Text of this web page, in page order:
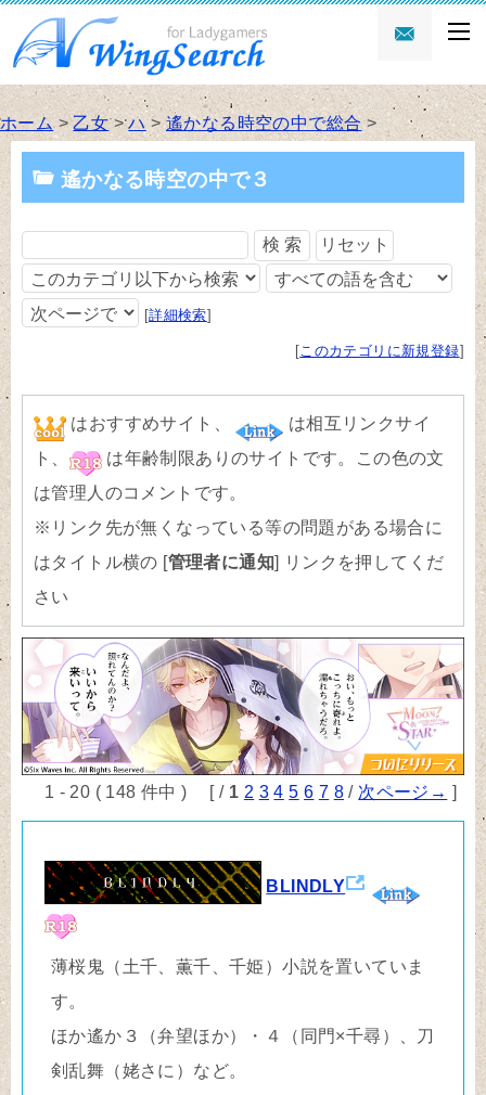
ホーム>乙女>ハ >遙かなる時空の中で総合>
遙かなる時空の中で３
[詳細検索]
[ このカテゴリに新規登録]
はおすすめサイト、
は相互リンクサイ
ト、
は年齢制限ありのサイトです。 この色の文
は管理人のコメントです。
※リンク先が無くなっている等の問題がある場合に
はタイトル横の [管理者に通知] リンクを押してくだ
さい
1 - 20 ( 148 件中 ) [ / 1 2 3 4 5 6 7 8 / 次ページ→ ]
BLINDLY
薄桜鬼（土千、薫千、千姫）小説を置いていま
す。
ほか遙か３（弁望ほか）・４（同門×千尋）、刀
剣乱舞（姥さに）など。